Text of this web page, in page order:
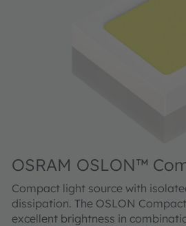
OSRAM OSLON™
CELNM4.TK
Compact light source with
dissipation. The OSLON
excellent brightness in